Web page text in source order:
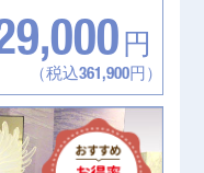
円
（税込361,900円）